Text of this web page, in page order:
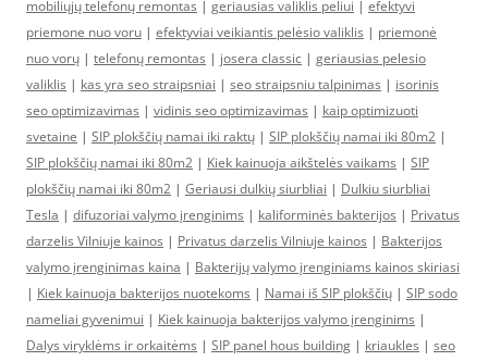
mobiliųjų telefonų remontas | geriausias valiklis peliui | efektyvi
priemone nuo voru | efektyviai veikiantis pelėsio valiklis | priemonė
nuo vorų | telefonų remontas | josera classic | geriausias pelesio
valiklis | kas yra seo straipsniai | seo straipsniu talpinimas | isorinis
seo optimizavimas | vidinis seo optimizavimas | kaip optimizuoti
svetaine | SIP plokščių namai iki raktų | SIP plokščių namai iki 80m2 |
SIP plokščių namai iki 80m2 | Kiek kainuoja aikštelės vaikams | SIP
plokščių namai iki 80m2 | Geriausi dulkių siurbliai | Dulkiu siurbliai
Tesla | difuzoriai valymo įrenginims | kaliforminės bakterijos | Privatus
darzelis Vilniuje kainos | Privatus darzelis Vilniuje kainos | Bakterijos
valymo įrenginimas kaina | Bakterijų valymo įrenginiams kainos skiriasi
| Kiek kainuoja bakterijos nuotekoms | Namai iš SIP plokščių | SIP sodo
nameliai gyvenimui | Kiek kainuoja bakterijos valymo įrenginims |
Dalys viryklėms ir orkaitėms | SIP panel hous building | kriaukles | seo